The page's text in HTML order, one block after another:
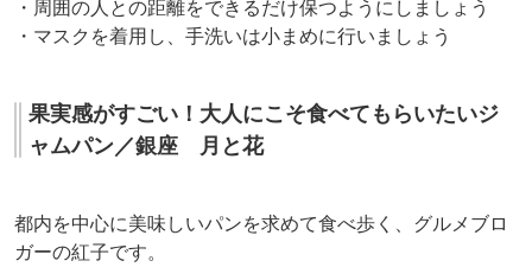
・周囲の人との距離をできるだけ保つようにしましょう
・マスクを着用し、手洗いは小まめに行いましょう
果実感がすごい！大人にこそ食べてもらいたいジ
ャムパン／銀座 月と花
都内を中心に美味しいパンを求めて食べ歩く、グルメブロ
ガーの紅子です。